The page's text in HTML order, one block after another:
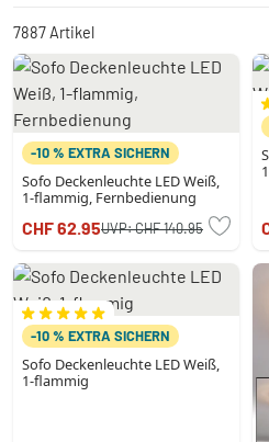
7887 Artikel
-10 % EXTRA SICHERN
Sofo Deckenleuchte LED Weiß,
1-flammig, Fernbedienung
CHF 62.95UVP:CHF 140.95
-10 % EXTRA SICHERN
Sofo Deckenleuchte LED Weiß,
1-flammig